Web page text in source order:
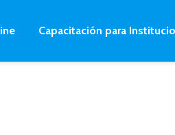
Capacitación para